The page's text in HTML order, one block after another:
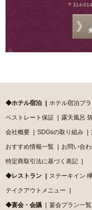
〒314-
◆ホテル宿泊 ホテル宿泊プ
ベストレート保証 露天風呂
会社概要 SDGsの取り組み
おすすめ情報一覧 お問い合
特定商取引法に基づく表記
◆レストラン ステーキイン
テイクアウトメニュー
◆宴会・会議 宴会プラン一覧